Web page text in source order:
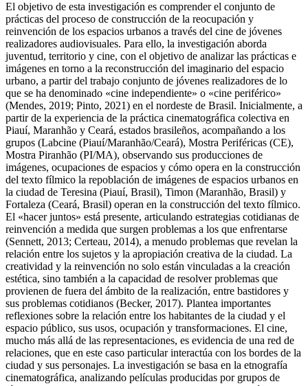
El objetivo de esta investigación es comprender el conjunto de
prácticas del proceso de construcción de la reocupación y
reinvención de los espacios urbanos a través del cine de jóvenes
realizadores audiovisuales. Para ello, la investigación aborda
juventud, territorio y cine, con el objetivo de analizar las prácticas e
imágenes en torno a la reconstrucción del imaginario del espacio
urbano, a partir del trabajo conjunto de jóvenes realizadores de lo
que se ha denominado «cine independiente» o «cine periférico»
(Mendes, 2019; Pinto, 2021) en el nordeste de Brasil. Inicialmente, a
partir de la experiencia de la práctica cinematográfica colectiva en
Piauí, Maranhão y Ceará, estados brasileños, acompañando a los
grupos (Labcine (Piauí/Maranhão/Ceará), Mostra Periféricas (CE),
Mostra Piranhão (PI/MA), observando sus producciones de
imágenes, ocupaciones de espacios y cómo opera en la construcción
del texto fílmico la repoblación de imágenes de espacios urbanos en
la ciudad de Teresina (Piauí, Brasil), Timon (Maranhão, Brasil) y
Fortaleza (Ceará, Brasil) operan en la construcción del texto fílmico.
El «hacer juntos» está presente, articulando estrategias cotidianas de
reinvención a medida que surgen problemas a los que enfrentarse
(Sennett, 2013; Certeau, 2014), a menudo problemas que revelan la
relación entre los sujetos y la apropiación creativa de la ciudad. La
creatividad y la reinvención no solo están vinculadas a la creación
estética, sino también a la capacidad de resolver problemas que
provienen de fuera del ámbito de la realización, entre bastidores y
sus problemas cotidianos (Becker, 2017). Plantea importantes
reflexiones sobre la relación entre los habitantes de la ciudad y el
espacio público, sus usos, ocupación y transformaciones. El cine,
mucho más allá de las representaciones, es evidencia de una red de
relaciones, que en este caso particular interactúa con los bordes de la
ciudad y sus personajes. La investigación se basa en la etnografía
cinematográfica, analizando películas producidas por grupos de